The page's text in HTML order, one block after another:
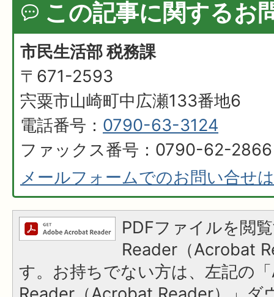
この記事に関するお
市民生活部 税務課
〒671-2593
宍粟市山崎町中広瀬133番地6
電話番号： 0790-63-3124
ファックス番号：0790-62-2866
メールフォームでのお問い合せ
PDFファイルを閲
Reader（Acrobat
す。お持ちでない方は、左記の